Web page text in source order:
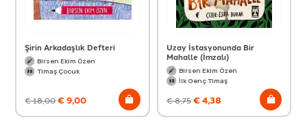
Şirin Arkadaşlık Defteri
Birsen Ekim Özen
Timaş Çocuk
€18,00€9,00
Uzay İstasyonunda Bir
Mahalle (İmzalı)
Birsen Ekim Özen
İlk Genç Timaş
€8,75€4,38